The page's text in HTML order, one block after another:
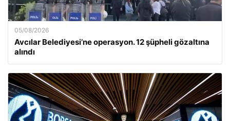
05/08/2026
Avcılar Belediyesi’ne operasyon. 12 şüpheli gözaltına
alındı